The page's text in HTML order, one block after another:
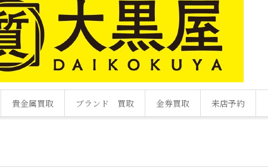
貴金属買取 ブランド 買取 金券買取 来店予約